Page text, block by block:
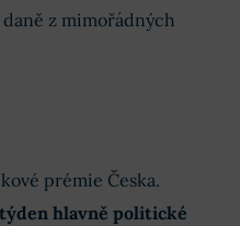
z mimořádných
prémie Česka.
hlavně politické